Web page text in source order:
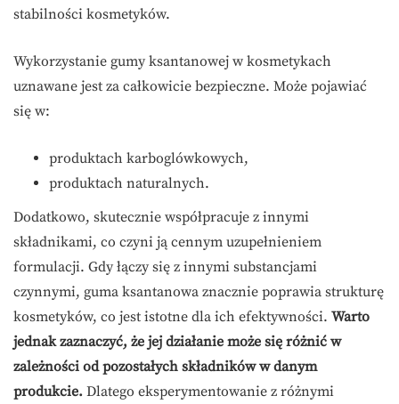
stabilności kosmetyków.
Wykorzystanie gumy ksantanowej w kosmetykach
uznawane jest za całkowicie bezpieczne. Może pojawiać
się w:
produktach karboglówkowych,
produktach naturalnych.
Dodatkowo, skutecznie współpracuje z innymi
składnikami, co czyni ją cennym uzupełnieniem
formulacji. Gdy łączy się z innymi substancjami
czynnymi, guma ksantanowa znacznie poprawia strukturę
kosmetyków, co jest istotne dla ich efektywności. Warto
jednak zaznaczyć, że jej działanie może się różnić w
zależności od pozostałych składników w danym
produkcie. Dlatego eksperymentowanie z różnymi